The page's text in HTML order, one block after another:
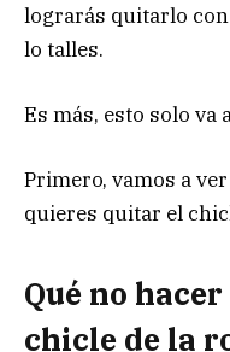
lograrás quitarlo
lo talles.
Es más, esto solo va
Primero, vamos a
quieres quitar el
Qué no
chicle de la